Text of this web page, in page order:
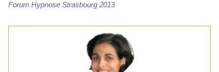
Forum Hypnose Strasbourg 2013